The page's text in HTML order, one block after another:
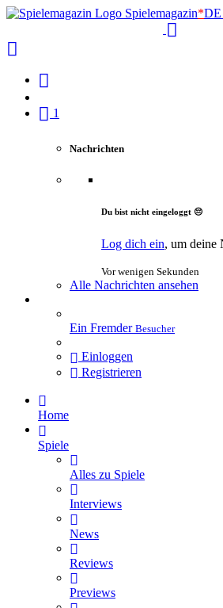
Spielemagazin*DE
1
Nachrichten
Du bist nicht eingeloggt 😔
Log dich ein, um deine
Vor wenigen Sekunden
Alle Nachrichten ansehen
Ein Fremder Besucher
Einloggen
Registrieren
Home
Spiele
Alles zu Spiele
Interviews
News
Reviews
Previews